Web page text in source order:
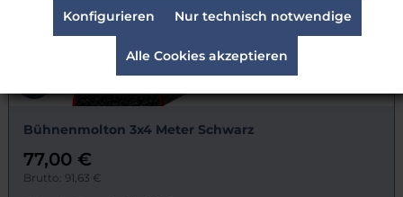
Bühnenmolton 3x4 Meter Schwarz
77,00 €
Brutto: 91,63 €
Nur technisch notwendige
Konfigurieren
Alle Cookies akzeptieren